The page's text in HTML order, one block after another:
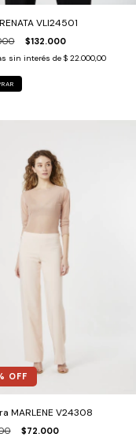
VLI24501
$132.000
sin interés de $ 22.000,00
OFF
MARLENE V24308
$72.000